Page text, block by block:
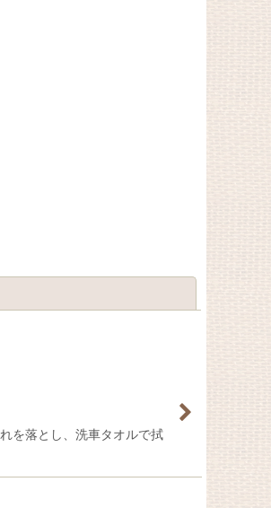
を落とし、洗車タオルで拭